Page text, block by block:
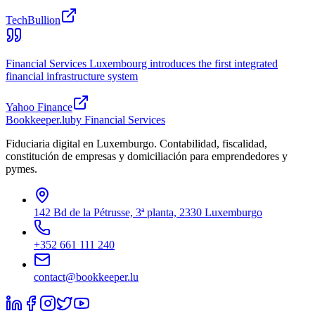
TechBullion
Financial Services Luxembourg introduces the first integrated
financial infrastructure system
Yahoo Finance
Bookkeeper.luby Financial Services
Fiduciaria digital en Luxemburgo. Contabilidad, fiscalidad,
constitución de empresas y domiciliación para emprendedores y
pymes.
142 Bd de la Pétrusse, 3ª planta, 2330 Luxemburgo
+352 661 111 240
contact@bookkeeper.lu